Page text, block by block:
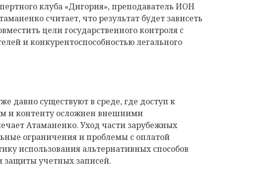
клуба «Дигория», преподаватель ИОН
считает, что результат будет зависеть
цели государственного контроля с
и конкурентоспособностью легального
давно существуют в среде, где доступ к
и контенту осложнен внешними
Атаманенко. Уход части зарубежных
ограничения и проблемы с оплатой
использования альтернативных способов
защиты учетных записей.